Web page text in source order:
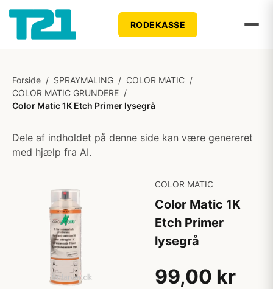
RODEKASSE
Forside / SPRAYMALING / COLOR MATIC /
COLOR MATIC GRUNDERE /
Color Matic 1K Etch Primer lysegrå
Dele af indholdet på denne side kan være genereret
med hjælp fra AI.
COLOR MATIC
Color Matic 1K
Etch Primer
lysegrå
99,00 kr